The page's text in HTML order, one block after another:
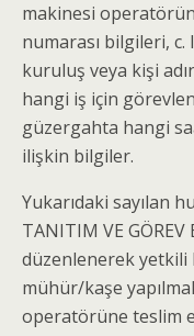
makinesi
numarası bilgileri,
kuruluş veya kişi
hangi iş için
güzergahta hangi
ilişkin bilgiler.
Yukarıdaki sayılan
TANITIM VE
düzenlenerek yetkili
mühür/kaşe
operatörüne teslim